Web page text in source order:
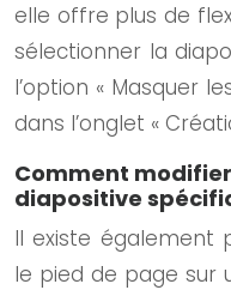
elle offre plus de
sélectionner la
l’option « Masquer
dans l’onglet «
Comment
diapositive
Il existe également
le pied de page sur